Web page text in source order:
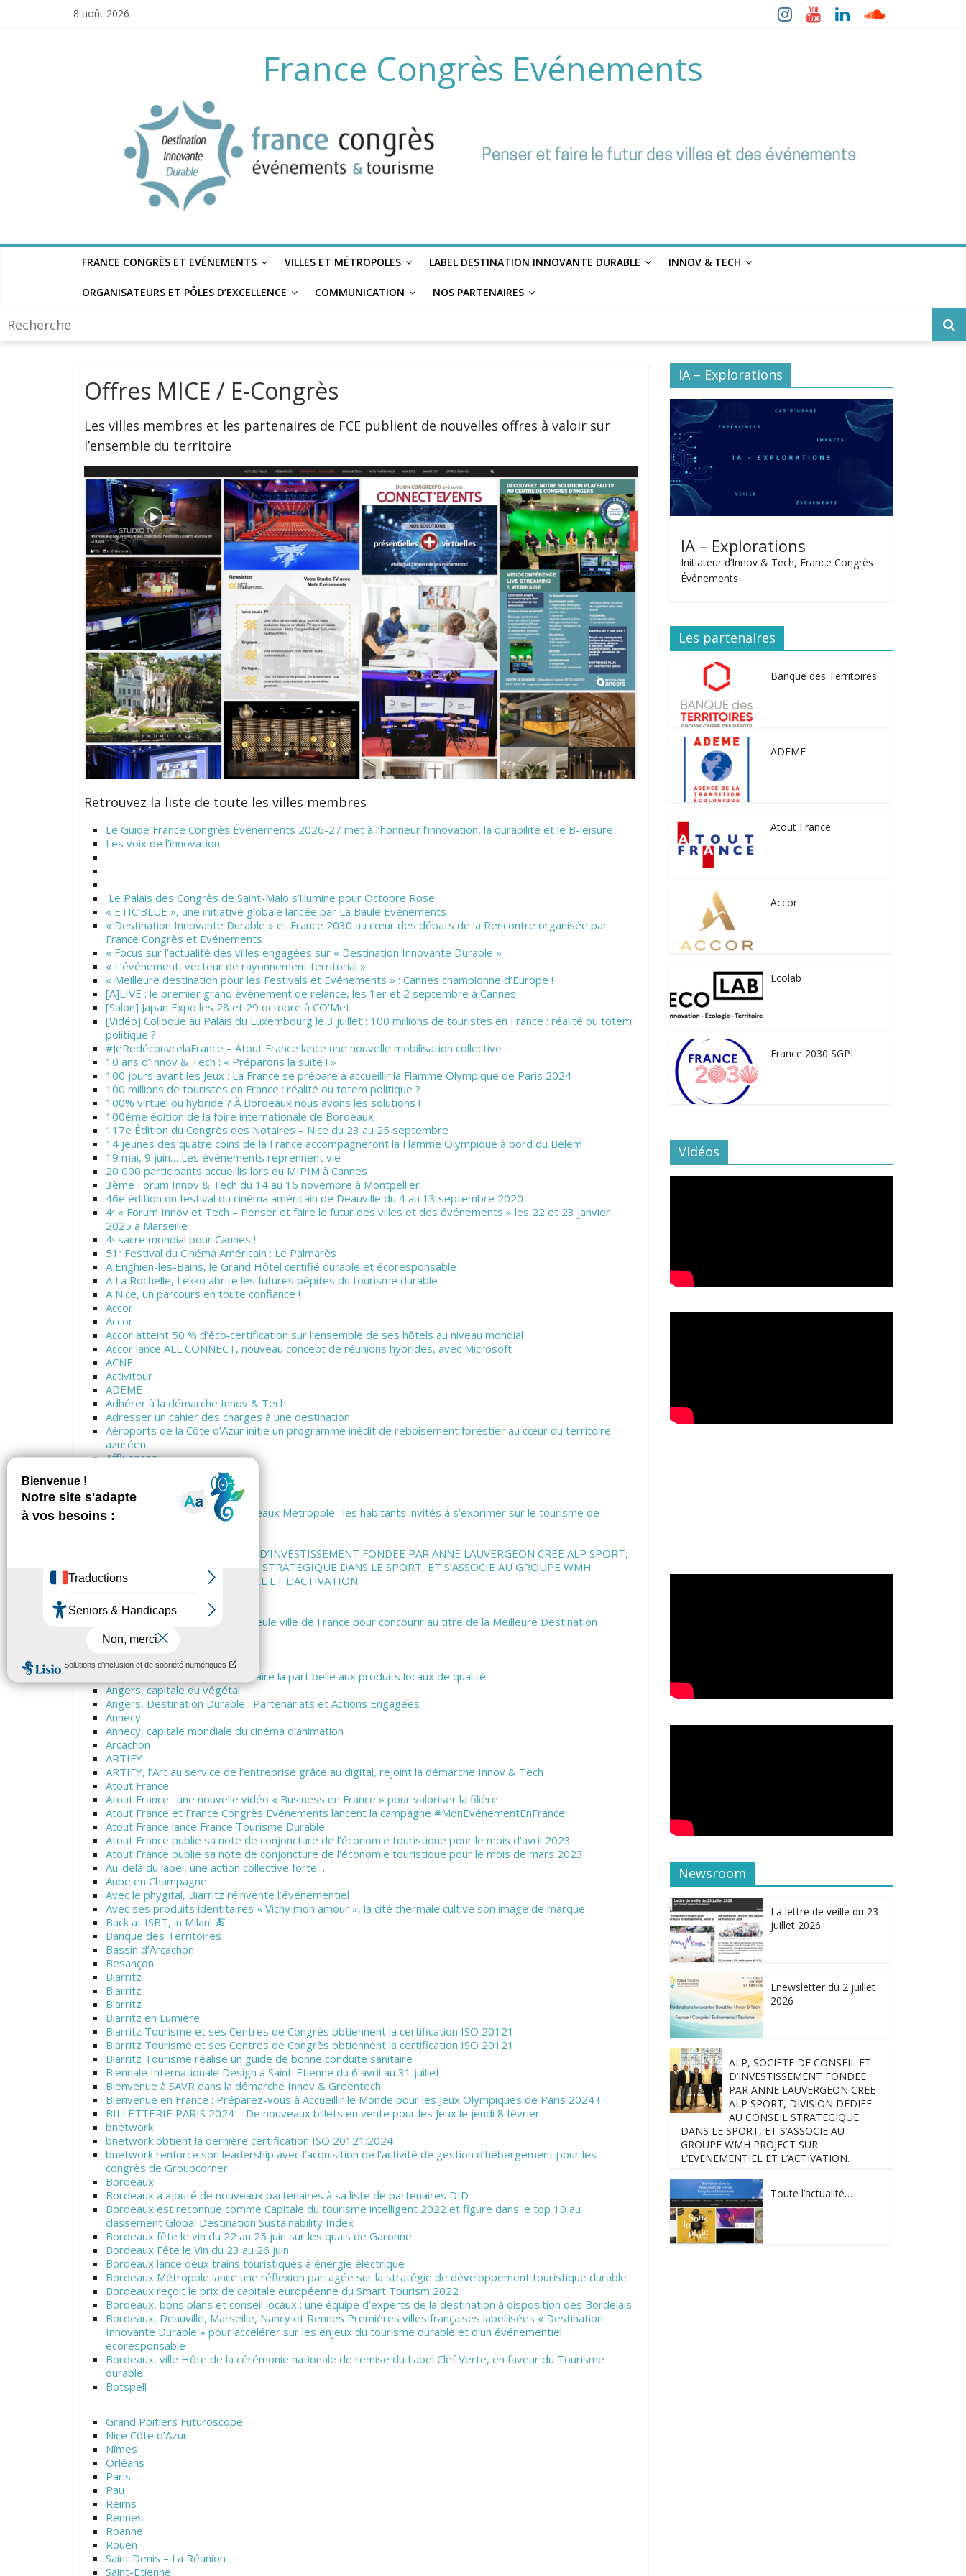
8 août 2026
France Congrès Evénements
FRANCE CONGRÈS ET EVÉNEMENTS VILLES ET MÉTROPOLES LABEL DESTINATION INNOVANTE DURABLE INNOV & TECH
ORGANISATEURS ET PÔLES D’EXCELLENCE COMMUNICATION NOS PARTENAIRES
Offres MICE / E-Congrès
Les villes membres et les partenaires de FCE publient de nouvelles offres à valoir sur
l’ensemble du territoire
Retrouvez la liste de toute les villes membres
Le Guide France Congrès Événements 2026-27 met à l’honneur l’innovation, la durabilité et le B-leisure
Les voix de l’innovation
Le Palais des Congrès de Saint-Malo s’illumine pour Octobre Rose
« ETIC’BLUE », une initiative globale lancée par La Baule Evénements
« Destination Innovante Durable » et France 2030 au cœur des débats de la Rencontre organisée par
France Congrès et Evénements
« Focus sur l’actualité des villes engagées sur « Destination Innovante Durable »
« L’événement, vecteur de rayonnement territorial »
« Meilleure destination pour les Festivals et Evénements » : Cannes championne d’Europe !
[A]LIVE : le premier grand événement de relance, les 1er et 2 septembre à Cannes
[Salon] Japan Expo les 28 et 29 octobre à CO’Met
[Vidéo] Colloque au Palais du Luxembourg le 3 juillet : 100 millions de touristes en France : réalité ou totem
politique ?
#JeRedécouvrelaFrance – Atout France lance une nouvelle mobilisation collective
10 ans d’Innov & Tech : « Préparons la suite ! »
100 jours avant les Jeux : La France se prépare à accueillir la Flamme Olympique de Paris 2024
100 millions de touristes en France : réalité ou totem politique ?
100% virtuel ou hybride ? À Bordeaux nous avons les solutions !
100ème édition de la foire internationale de Bordeaux
117e Édition du Congrès des Notaires – Nice du 23 au 25 septembre
14 jeunes des quatre coins de la France accompagneront la Flamme Olympique à bord du Belem
19 mai, 9 juin… Les événements reprennent vie
20 000 participants accueillis lors du MIPIM à Cannes
3ème Forum Innov & Tech du 14 au 16 novembre à Montpellier
46e édition du festival du cinéma américain de Deauville du 4 au 13 septembre 2020
4ᵉ « Forum Innov et Tech – Penser et faire le futur des villes et des événements » les 22 et 23 janvier
2025 à Marseille
4ᵉ sacre mondial pour Cannes !
51ᵉ Festival du Cinéma Américain : Le Palmarès
A Enghien-les-Bains, le Grand Hôtel certifié durable et écoresponsable
A La Rochelle, Lekko abrite les futures pépites du tourisme durable
A Nice, un parcours en toute confiance !
Accor
Accor
Accor atteint 50 % d’éco‑certification sur l’ensemble de ses hôtels au niveau mondial
Accor lance ALL CONNECT, nouveau concept de réunions hybrides, avec Microsoft
ACNF
Activitour
ADEME
Adhérer à la démarche Innov & Tech
Adresser un cahier des charges à une destination
Aéroports de la Côte d’Azur initie un programme inédit de reboisement forestier au cœur du territoire
azuréen
Affluences
Aglaé
Agora pour le tourisme à Bordeaux Métropole : les habitants invités à s’exprimer sur le tourisme de
ALP, SOCIETE DE CONSEIL ET D’INVESTISSEMENT FONDEE PAR ANNE LAUVERGEON CREE ALP SPORT,
DIVISION DEDIEE AU CONSEIL STRATEGIQUE DANS LE SPORT, ET S’ASSOCIE AU GROUPE WMH
PROJECT SUR L’EVENEMENTIEL ET L’ACTIVATION.
Amiens
Amiens sélectionnée comme seule ville de France pour concourir au titre de la Meilleure Destination
Européenne 2022
Angers
Angers
Angers Loire Métropole veut faire la part belle aux produits locaux de qualité
Angers, capitale du végétal
Angers, Destination Durable : Partenariats et Actions Engagées
Annecy
Annecy, capitale mondiale du cinéma d’animation
Arcachon
ARTIFY
ARTIFY, l’Art au service de l’entreprise grâce au digital, rejoint la démarche Innov & Tech
Atout France
Atout France : une nouvelle vidéo « Business en France » pour valoriser la filière
Atout France et France Congrès Evénements lancent la campagne #MonEvénementEnFrance
Atout France lance France Tourisme Durable
Atout France publie sa note de conjoncture de l’économie touristique pour le mois d’avril 2023
Atout France publie sa note de conjoncture de l’économie touristique pour le mois de mars 2023
Au-delà du label, une action collective forte…
Aube en Champagne
Avec le phygital, Biarritz réinvente l’événementiel
Avec ses produits identitaires « Vichy mon amour », la cité thermale cultive son image de marque
Back at ISBT, in Milan! 🍝
Banque des Territoires
Bassin d’Arcachon
Besançon
Biarritz
Biarritz
Biarritz
Biarritz en Lumière
Biarritz Tourisme et ses Centres de Congrès obtiennent la certification ISO 20121
Biarritz Tourisme et ses Centres de Congrès obtiennent la certification ISO 20121
Biarritz Tourisme réalise un guide de bonne conduite sanitaire
Biennale Internationale Design à Saint-Etienne du 6 avril au 31 juillet
Bienvenue à SAVR dans la démarche Innov & Greentech
Bienvenue en France : Préparez-vous à Accueillir le Monde pour les Jeux Olympiques de Paris 2024 !
BILLETTERIE PARIS 2024 – De nouveaux billets en vente pour les Jeux le jeudi 8 février
bnetwork
bnetwork obtient la dernière certification ISO 20121:2024
bnetwork renforce son leadership avec l’acquisition de l’activité de gestion d’hébergement pour les
congrès de Groupcorner
Bordeaux
Bordeaux a ajouté de nouveaux partenaires à sa liste de partenaires DID
Bordeaux est reconnue comme Capitale du tourisme intelligent 2022 et figure dans le top 10 au
classement Global Destination Sustainability Index
Bordeaux fête le vin du 22 au 25 juin sur les quais de Garonne
Bordeaux Fête le Vin du 23 au 26 juin
Bordeaux lance deux trains touristiques à énergie électrique
Bordeaux Métropole lance une réflexion partagée sur la stratégie de développement touristique durable
Bordeaux reçoit le prix de capitale européenne du Smart Tourism 2022
Bordeaux, bons plans et conseil locaux : une équipe d’experts de la destination à disposition des Bordelais
Bordeaux, Deauville, Marseille, Nancy et Rennes Premières villes françaises labellisées « Destination
Innovante Durable » pour accélérer sur les enjeux du tourisme durable et d’un événementiel
écoresponsable
Bordeaux, ville Hôte de la cérémonie nationale de remise du Label Clef Verte, en faveur du Tourisme
durable
Botspell
Grand Poitiers Futuroscope
Nice Côte d’Azur
Nîmes
Orléans
Paris
Pau
Reims
Rennes
Roanne
Rouen
Saint Denis – La Réunion
Saint-Etienne
IA – Explorations
IA – Explorations
Initiateur d’Innov & Tech, France Congrès
Événements
Les partenaires
Banque des Territoires
ADEME
Atout France
Accor
Ecolab
France 2030 SGPI
Vidéos
Newsroom
La lettre de veille du 23
juillet 2026
Enewsletter du 2 juillet
2026
ALP, SOCIETE DE CONSEIL ET
D’INVESTISSEMENT FONDEE
PAR ANNE LAUVERGEON CREE
ALP SPORT, DIVISION DEDIEE
AU CONSEIL STRATEGIQUE
DANS LE SPORT, ET S’ASSOCIE AU
GROUPE WMH PROJECT SUR
L’EVENEMENTIEL ET L’ACTIVATION.
Toute l’actualité…